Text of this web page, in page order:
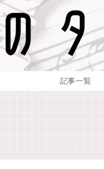
記事一覧